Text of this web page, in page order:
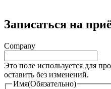
Записаться на
Company
Это поле используется для
оставить без изменений.
Имя(Обязательно)